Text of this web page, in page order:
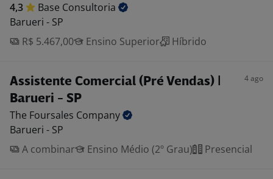
4,3 Base Consultoria
Barueri - SP
R$ 5.467,00
Ensino Superior Híbrido
Assistente Comercial (Pré Vendas) |
Barueri - SP
4 ago
The Foursales Company
Barueri - SP
A combinar
Ensino Médio (2º Grau) Presencial